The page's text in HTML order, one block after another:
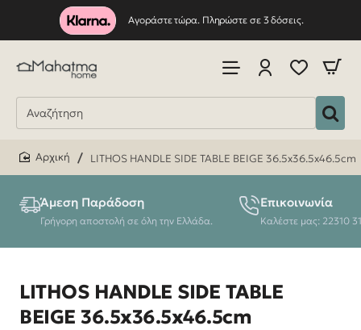
Αγοράστε τώρα. Πληρώστε σε 3 δόσεις.
LITHOS HANDLE SIDE TABLE BEIGE 36.5x36.5x46.5cm
Άμεση Παράδοση
Γρήγορη αποστολή σε όλη την Ελλάδα.
Επικοινωνία
Καλέστε μας: 22310
LITHOS HANDLE SIDE TABLE
BEIGE 36.5x36.5x46.5cm